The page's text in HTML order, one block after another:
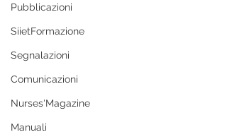
Pubblicazioni
SiietFormazione
Segnalazioni
Comunicazioni
Nurses'Magazine
Manuali